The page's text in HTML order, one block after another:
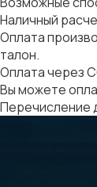
Наличный
Оплата
талон.
Оплата через
Вы можете
Перечисление